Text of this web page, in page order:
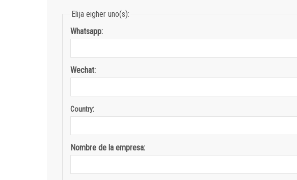
Elija eigher uno(s):
Whatsapp:
Wechat:
Country:
Nombre de la empresa: